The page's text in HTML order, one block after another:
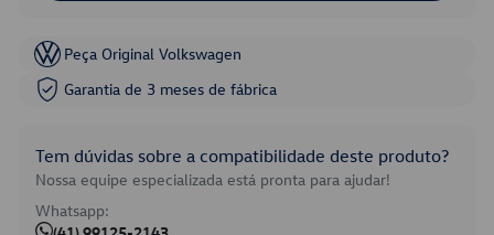
Peça Original Volkswagen
Garantia de 3 meses de fábrica
Tem dúvidas sobre a compatibilidade deste produto?
Nossa equipe especializada está pronta para ajudar!
Whatsapp: